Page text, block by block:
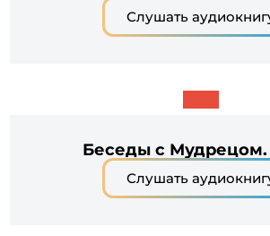
Слушать
Беседы с Мудрецом.
Слушать